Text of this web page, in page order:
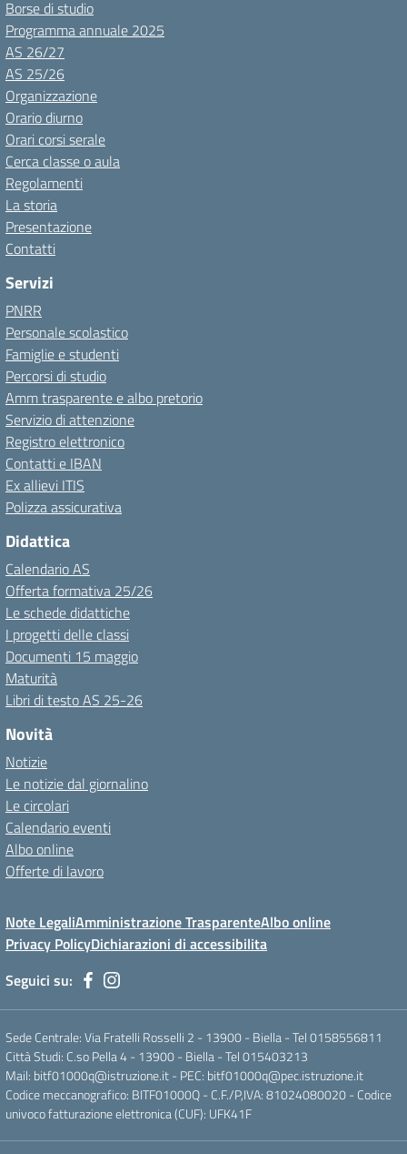
Borse di studio
Programma annuale 2025
AS 26/27
AS 25/26
Organizzazione
Orario diurno
Orari corsi serale
Cerca classe o aula
Regolamenti
La storia
Presentazione
Contatti
Servizi
PNRR
Personale scolastico
Famiglie e studenti
Percorsi di studio
Amm trasparente e albo pretorio
Servizio di attenzione
Registro elettronico
Contatti e IBAN
Ex allievi ITIS
Polizza assicurativa
Didattica
Calendario AS
Offerta formativa 25/26
Le schede didattiche
I progetti delle classi
Documenti 15 maggio
Maturità
Libri di testo AS 25-26
Novità
Notizie
Le notizie dal giornalino
Le circolari
Calendario eventi
Albo online
Offerte di lavoro
Note LegaliAmministrazione TrasparenteAlbo online
Privacy PolicyDichiarazioni di accessibilita
Seguici su:
Sede Centrale: Via Fratelli Rosselli 2 - 13900 - Biella - Tel 0158556811
Città Studi: C.so Pella 4 - 13900 - Biella - Tel 015403213
Mail: bitf01000q@istruzione.it- PEC: bitf01000q@pec.istruzione.it
Codice meccanografico: BITF01000Q - C.F./P,IVA: 81024080020 - Codice
univoco fatturazione elettronica (CUF): UFK41F